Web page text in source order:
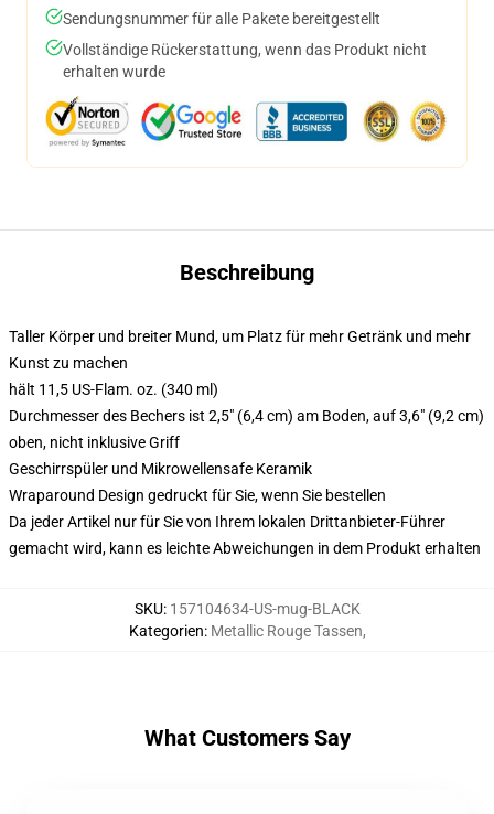
Sendungsnummer für alle Pakete bereitgestellt
Vollständige Rückerstattung, wenn das Produkt nicht
erhalten wurde
Beschreibung
Taller Körper und breiter Mund, um Platz für mehr Getränk und mehr
Kunst zu machen
hält 11,5 US-Flam. oz. (340 ml)
Durchmesser des Bechers ist 2,5" (6,4 cm) am Boden, auf 3,6" (9,2 cm)
oben, nicht inklusive Griff
Geschirrspüler und Mikrowellensafe Keramik
Wraparound Design gedruckt für Sie, wenn Sie bestellen
Da jeder Artikel nur für Sie von Ihrem lokalen Drittanbieter-Führer
gemacht wird, kann es leichte Abweichungen in dem Produkt erhalten
SKU: 157104634-US-mug-BLACK
Kategorien: Metallic Rouge Tassen,
What Customers Say